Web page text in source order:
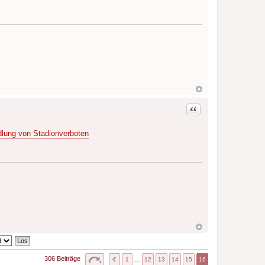
Zitat
von Stadionverboten
306 Beiträge 1 12 13 14 15 16